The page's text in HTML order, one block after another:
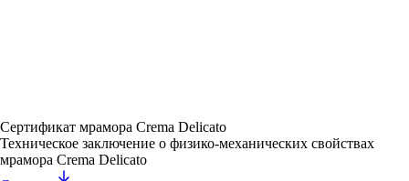
Сертификат мрамора Crema Delicato
Техническое заключение о физико-механических свойствах
мрамора Crema Delicato